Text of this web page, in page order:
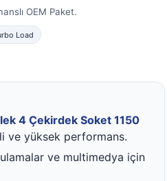
OEM Paket.
Load
4 Çekirdek Soket 1150
ve yüksek performans.
ve multimedya için